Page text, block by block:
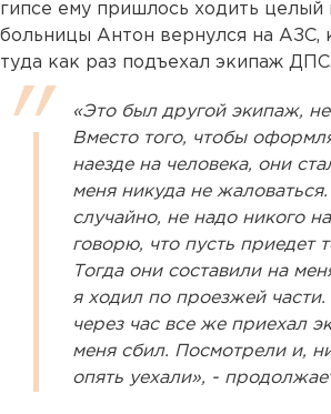
гипсе ему пришлось ходить целый
больницы Антон вернулся на АЗС,
туда как раз подъехал экипаж ДПС.
«Это был другой экипаж,
Вместо того, чтобы
наезде на человека, они
меня никуда не
случайно, не надо никого
говорю, что пусть приедет
Тогда они составили на
я ходил по проезжей
через час все же приехал
меня сбил. Посмотрели и,
опять уехали», -